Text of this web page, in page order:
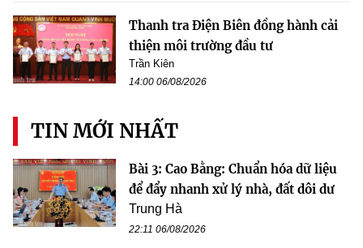
Thanh tra Điện Biên đồng hành cải
thiện môi trường đầu tư
Trần Kiên
14:00 06/08/2026
TIN MỚI NHẤT
Bài 3: Cao Bằng: Chuẩn hóa dữ liệu
để đẩy nhanh xử lý nhà, đất dôi dư
Trung Hà
22:11 06/08/2026